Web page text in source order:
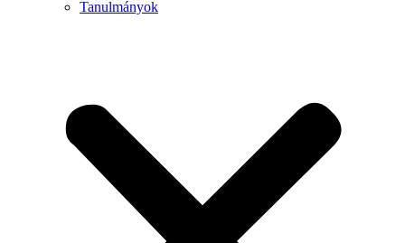
Tanulmányok